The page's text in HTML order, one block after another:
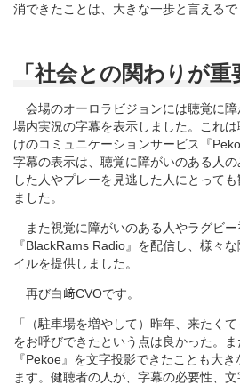
消できたことは、大きな一歩と言えるで
「社会との関わりが重
会場のオーロラビジョンには聴覚に障
場内実況の字幕を表示しました。これ
けのコミュニケーションサービス『
字幕の表示は、聴覚に障がいのある人
した人やプレーを見逃した人にとって
ました。
また視覚に障がいのある人やラグビー
『BlackRams Radio』を配信し、様々
イルを提供しました。
再び白﨑CVOです。
「（駐車場を増やして）昨年、来たく
をお呼びできたという点は良かった。
『Pekoe』を文字投影できたことも大
ます。健聴者の人が、字幕の必要性、